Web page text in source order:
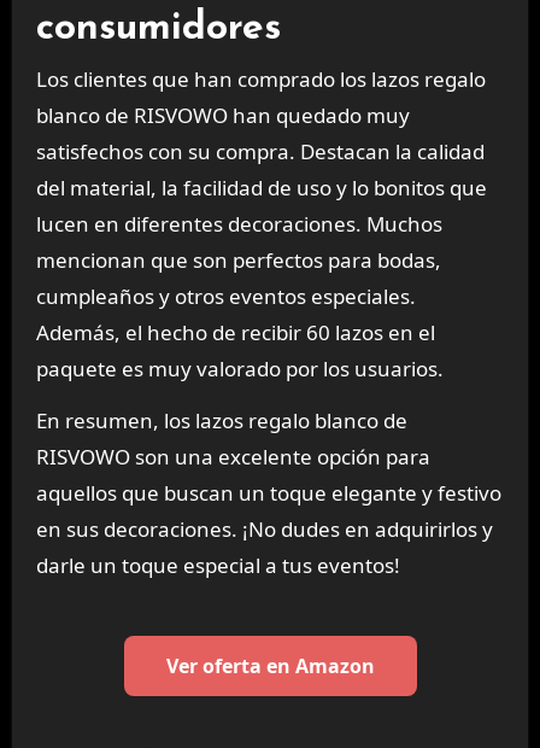
consumidores
Los clientes que han comprado los lazos regalo
blanco de RISVOWO han quedado muy
satisfechos con su compra. Destacan la calidad
del material, la facilidad de uso y lo bonitos que
lucen en diferentes decoraciones. Muchos
mencionan que son perfectos para bodas,
cumpleaños y otros eventos especiales.
Además, el hecho de recibir 60 lazos en el
paquete es muy valorado por los usuarios.
En resumen, los lazos regalo blanco de
RISVOWO son una excelente opción para
aquellos que buscan un toque elegante y festivo
en sus decoraciones. ¡No dudes en adquirirlos y
darle un toque especial a tus eventos!
Ver oferta en Amazon